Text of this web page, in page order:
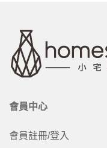
會員中心
會員註冊/登入